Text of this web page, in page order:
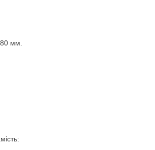
мм.